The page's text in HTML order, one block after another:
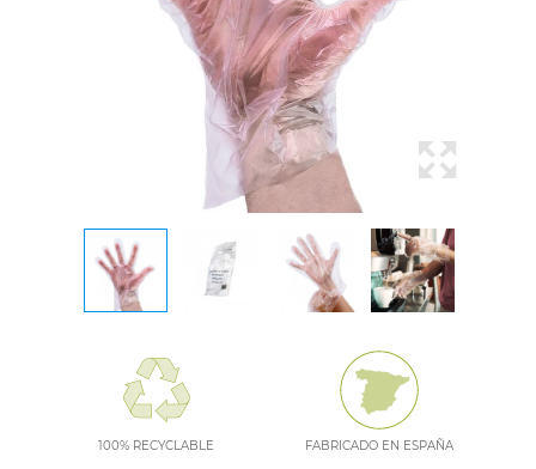
100% RECYCLABLE FABRICADO EN ESPAÑA